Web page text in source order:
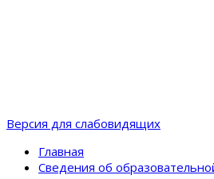
Версия для слабовидящих
Главная
Сведения об